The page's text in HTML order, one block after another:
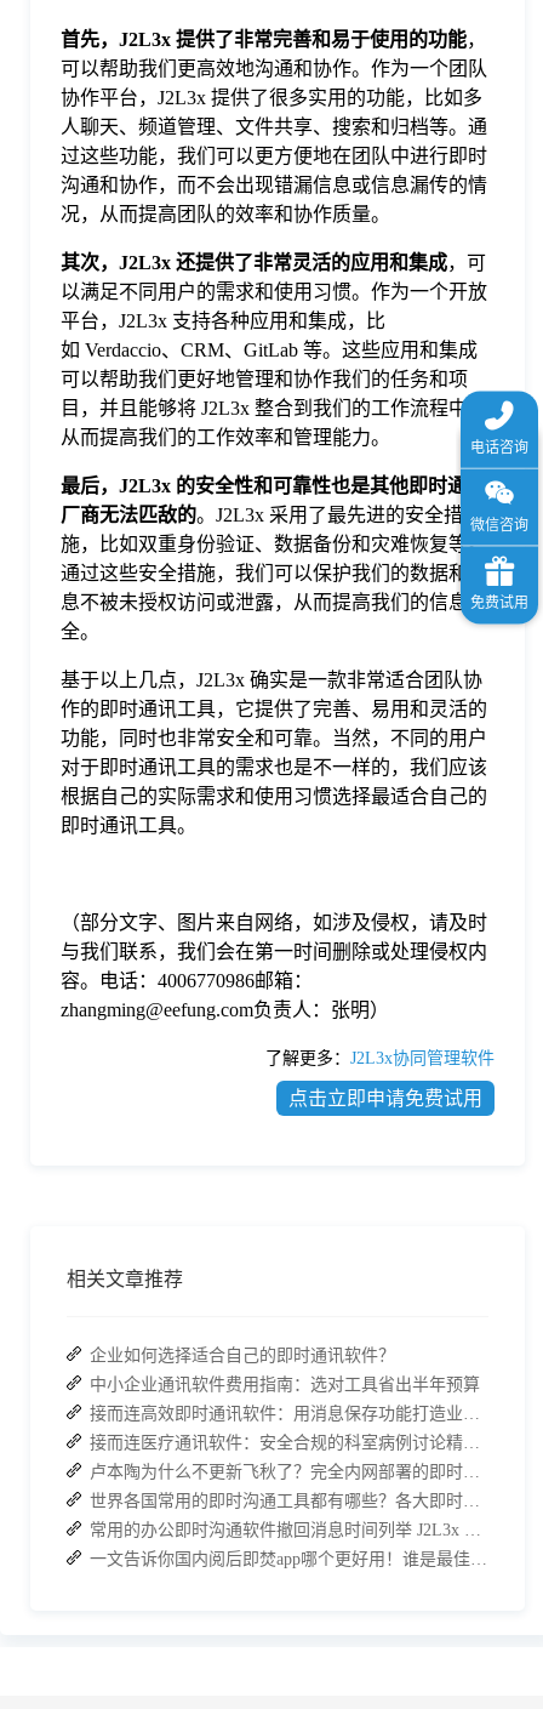
首先，J2L3x 提供了非常完善和易于使用的功能，
可以帮助我们更高效地沟通和协作。作为一个团队
协作平台，J2L3x 提供了很多实用的功能，比如多
人聊天、频道管理、文件共享、搜索和归档等。通
过这些功能，我们可以更方便地在团队中进行即时
沟通和协作，而不会出现错漏信息或信息漏传的情
况，从而提高团队的效率和协作质量。
其次，J2L3x 还提供了非常灵活的应用和集成，可
以满足不同用户的需求和使用习惯。作为一个开放
平台，J2L3x 支持各种应用和集成，比
如 Verdaccio、CRM、GitLab 等。这些应用和集成
可以帮助我们更好地管理和协作我们的任务和项
目，并且能够将 J2L3x 整合到我们的工作流程中，
从而提高我们的工作效率和管理能力。
最后，J2L3x 的安全性和可靠性也是其他即时通讯
厂商无法匹敌的。J2L3x 采用了最先进的安全措
施，比如双重身份验证、数据备份和灾难恢复等。
通过这些安全措施，我们可以保护我们的数据和信
息不被未授权访问或泄露，从而提高我们的信息安
全。
基于以上几点，J2L3x 确实是一款非常适合团队协
作的即时通讯工具，它提供了完善、易用和灵活的
功能，同时也非常安全和可靠。当然，不同的用户
对于即时通讯工具的需求也是不一样的，我们应该
根据自己的实际需求和使用习惯选择最适合自己的
即时通讯工具。
（部分文字、图片来自网络，如涉及侵权，请及时
与我们联系，我们会在第一时间删除或处理侵权内
容。电话：4006770986邮箱：
zhangming@eefung.com负责人：张明）
了解更多： J2L3x协同管理软件
点击立即申请免费试用
相关文章推荐
企业如何选择适合自己的即时通讯软件？
中小企业通讯软件费用指南：选对工具省出半年预算